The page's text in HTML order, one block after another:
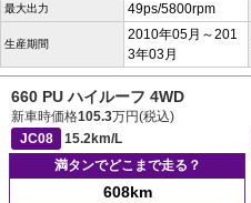
最大出力 49ps/5800rpm
生産期間
2010年05月～201
3年03月
660 PU ハイルーフ 4WD
新車時価格105.3万円(税込)
JC08
15.2km/L
満タンでどこまで走る？
608km